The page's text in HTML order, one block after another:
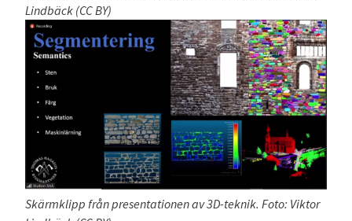
Lindbäck (CC BY)
Skärmklipp från presentationen av 3D-teknik. Foto: Viktor